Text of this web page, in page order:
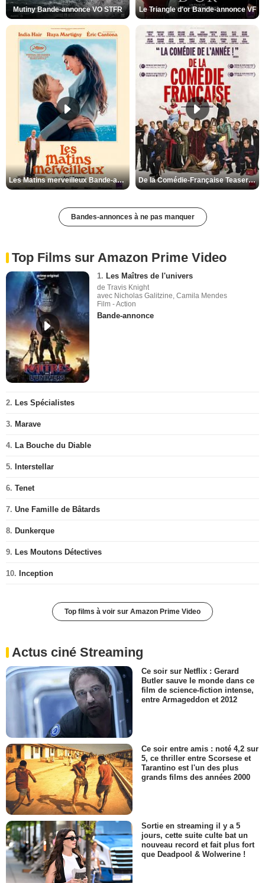
Mutiny Bande-annonce VO STFR Le Triangle d'or Bande-annonce VF
Les Matins merveilleux Bande-annonce VF De la Comédie-Française Teaser VF
Bandes-annonces à ne pas manquer
Top Films sur Amazon Prime Video
1. Les Maîtres de l'univers
de Travis Knight
avec Nicholas Galitzine, Camila Mendes
Film - Action
Bande-annonce
2. Les Spécialistes
3. Marave
4. La Bouche du Diable
5. Interstellar
6. Tenet
7. Une Famille de Bâtards
8. Dunkerque
9. Les Moutons Détectives
10. Inception
Top films à voir sur Amazon Prime Video
Actus ciné Streaming
Ce soir sur Netflix : Gerard
Butler sauve le monde dans ce
film de science-fiction intense,
entre Armageddon et 2012
Ce soir entre amis : noté 4,2 sur
5, ce thriller entre Scorsese et
Tarantino est l'un des plus
grands films des années 2000
Sortie en streaming il y a 5
jours, cette suite culte bat un
nouveau record et fait plus fort
que Deadpool & Wolwerine !